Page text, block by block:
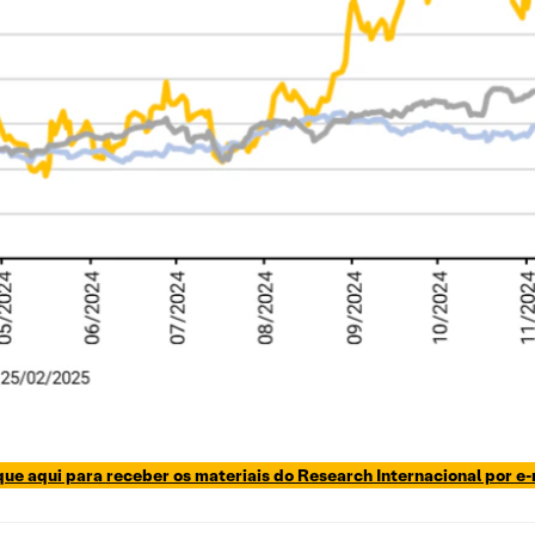
aqui para receber os materiais do Research Internacional por